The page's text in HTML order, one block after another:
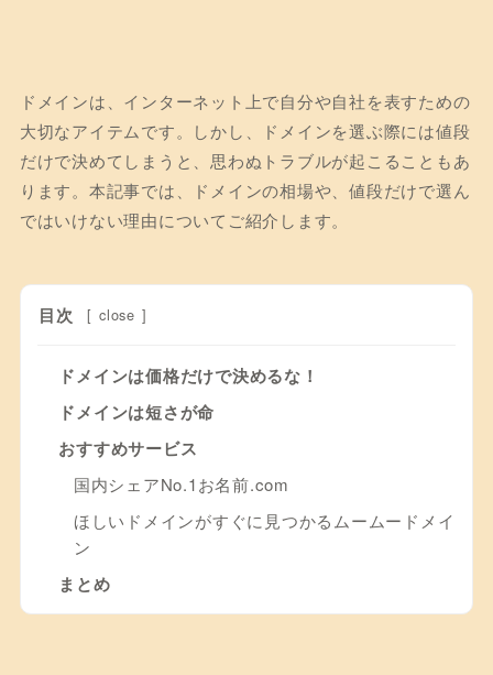
ドメインは、インターネット上で自分や自社を表すための
大切なアイテムです。しかし、ドメインを選ぶ際には値段
だけで決めてしまうと、思わぬトラブルが起こることもあ
ります。本記事では、ドメインの相場や、値段だけで選ん
ではいけない理由についてご紹介します。
目次 [ close ]
ドメインは価格だけで決めるな！
ドメインは短さが命
おすすめサービス
国内シェアNo.1お名前.com
ほしいドメインがすぐに見つかるムームードメイ
ン
まとめ